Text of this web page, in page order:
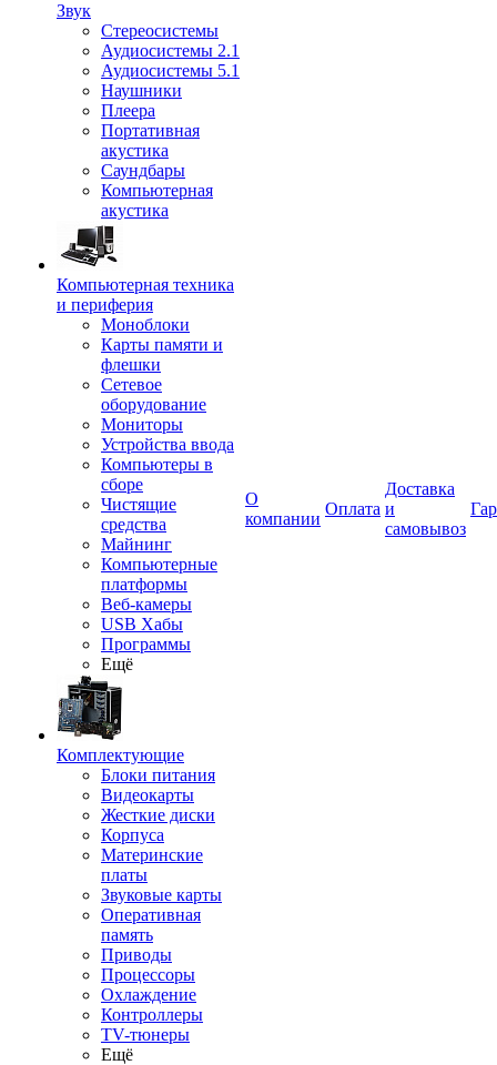
Звук
Стереосистемы
Аудиосистемы 2.1
Аудиосистемы 5.1
Наушники
Плеера
Портативная
акустика
Саундбары
Компьютерная
акустика
Компьютерная техника
и периферия
Моноблоки
Карты памяти и
флешки
Сетевое
оборудование
Мониторы
Устройства ввода
Компьютеры в
сборе
Чистящие
средства
Майнинг
Компьютерные
платформы
Веб-камеры
USB Хабы
Программы
Ещё
Комплектующие
Блоки питания
Видеокарты
Жесткие диски
Корпуса
Материнские
платы
Звуковые карты
Оперативная
память
Приводы
Процессоры
Охлаждение
Контроллеры
TV-тюнеры
Ещё
О
компании
Оплата
Доставка
и
самовывоз